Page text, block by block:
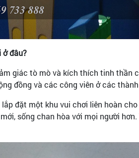
ở đâu?
giác tò mò và kích thích tinh thần
đồng và các công viên ở các
đặt một khu vui chơi liên hoàn
sống chan hòa với mọi người